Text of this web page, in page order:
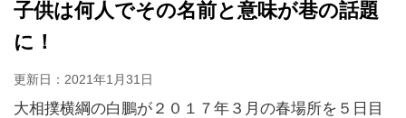
子供は何人でその名前と意味が巷の話題
に！
更新日： 2021年1月31日
大相撲横綱の白鵬が２０１７年３月の春場所を５日目